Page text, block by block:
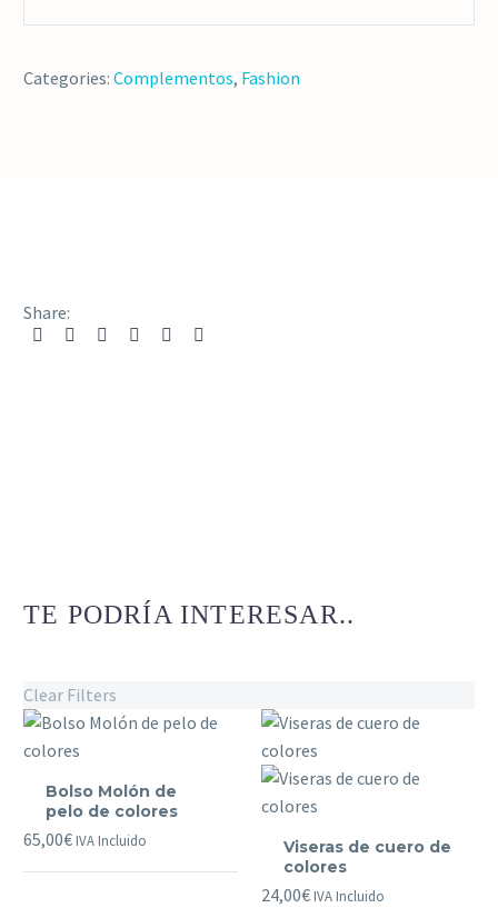
Categories: Complementos, Fashion
Share:
TE PODRÍA INTERESAR..
Clear Filters
Molón
de
Bolso Molón de
pelo de colores
65,00€ IVA Incluido
cuero
Viseras de cuero de
colores
24,00€ IVA Incluido